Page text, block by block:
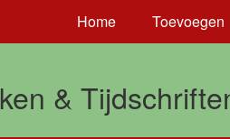
Home Toevoegen
&